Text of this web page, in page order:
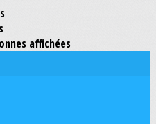
affichées